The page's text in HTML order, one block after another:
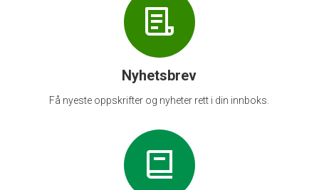
Nyhetsbrev
Få nyeste oppskrifter og nyheter rett i din innboks.